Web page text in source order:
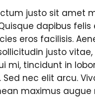
justo sit amet
dapibus felis
eros facilisis.
justo
mi, tincidunt in
Sed nec elit arcu.
maximus augue